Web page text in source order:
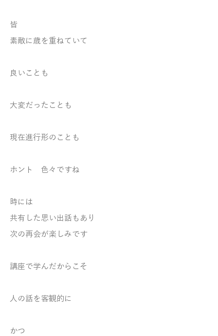
皆
素敵に歳を重ねていて
良いことも
大変だったことも
現在進行形のことも
ホント 色々ですね
時には
共有した思い出話もあり
次の再会が楽しみです
講座で学んだからこそ
人の話を客観的に
かつ